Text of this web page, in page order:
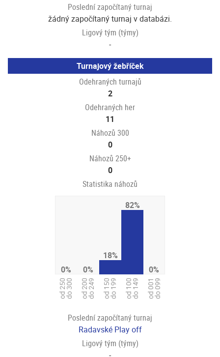
Poslední započítaný turnaj
žádný započítaný turnaj v databázi.
Ligový tým (týmy)
-
Turnajový žebříček
Odehraných turnajů
2
Odehraných her
11
Náhozů 300
0
Náhozů 250+
0
Statistika náhozů
0%
od 250do 300
0%
od 200do 249
18%
od 150do 199
82%
od 100do 149
0%
od 001do 099
Poslední započítaný turnaj
Radavské Play off
Ligový tým (týmy)